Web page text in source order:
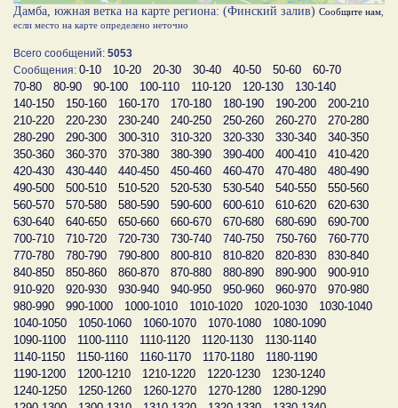
Дамба, южная ветка на карте региона: (Финский залив) Сообщите нам
если место на карте определено неточно
Всего сообщений: 5053
Сообщения: 0-10 10-20 20-30 30-40 40-50 50-60
60-70
70-80
80-90 90-100 100-110 110-120 120-130
130-140
140-150
150-160 160-170 170-180 180-190 190-200
200-210
210-220
220-230 230-240 240-250 250-260 260-270
270-280
280-290
290-300 300-310 310-320 320-330 330-340
340-350
350-360
360-370 370-380 380-390 390-400 400-410
410-420
420-430
430-440 440-450 450-460 460-470 470-480
480-490
490-500
500-510 510-520 520-530 530-540 540-550
550-560
560-570
570-580 580-590 590-600 600-610 610-620
620-630
630-640
640-650 650-660 660-670 670-680 680-690
690-700
700-710
710-720 720-730 730-740 740-750 750-760
760-770
770-780
780-790 790-800 800-810 810-820 820-830
830-840
840-850
850-860 860-870 870-880 880-890 890-900
900-910
910-920
920-930 930-940 940-950 950-960 960-970
970-980
980-990
990-1000 1000-1010 1010-1020 1020-1030
1030-1040
1040-1050
1050-1060 1060-1070 1070-1080
1080-1090
1090-1100
1100-1110 1110-1120 1120-1130
1130-1140
1140-1150
1150-1160 1160-1170 1170-1180
1180-1190
1190-1200
1200-1210 1210-1220 1220-1230
1230-1240
1240-1250
1250-1260 1260-1270 1270-1280
1280-1290